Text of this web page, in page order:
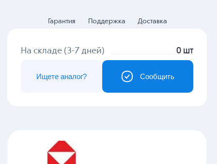
Гарантия Поддержка Доставка
На складе (3-7 дней) 0 шт
Сообщить
Ищете аналог?